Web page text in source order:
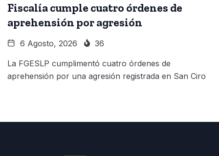
Fiscalía cumple cuatro órdenes de
aprehensión por agresión
6 Agosto, 2026 36
La FGESLP cumplimentó cuatro órdenes de
aprehensión por una agresión registrada en San Ciro